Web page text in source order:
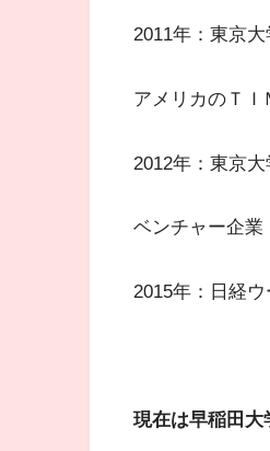
2011年：東京
アメリカのＴＩ
2012年：東京
ベンチャー企業
2015年：日経
現在は早稲田大